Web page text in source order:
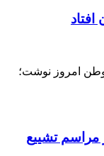
امروز نوشت؛
تشییع